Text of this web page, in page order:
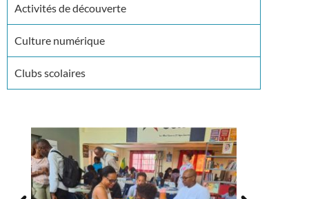
Activités de découverte
Culture numérique
Clubs scolaires